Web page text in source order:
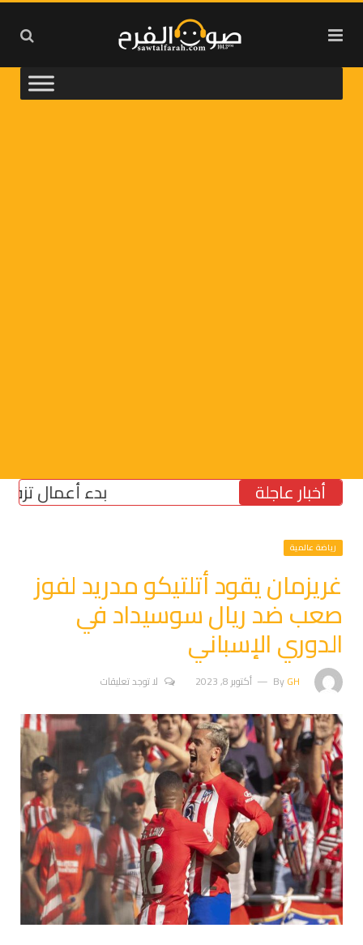
أخبار عاجلة بدء أعمال تزفيت
رياضة عالمية
غريزمان يقود أتلتيكو مدريد لفوز
صعب ضد ريال سوسيداد في
الدوري الإسباني
ByGH أكتوبر 8, 2023 لا توجد تعليقات